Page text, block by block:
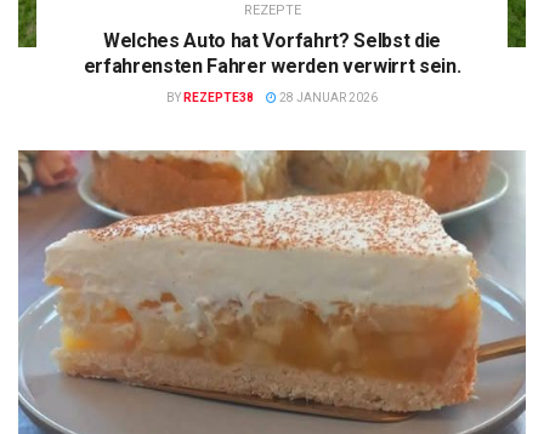
REZEPTE
Welches Auto hat Vorfahrt? Selbst die
erfahrensten Fahrer werden verwirrt sein.
BY REZEPTE38 28 JANUAR 2026